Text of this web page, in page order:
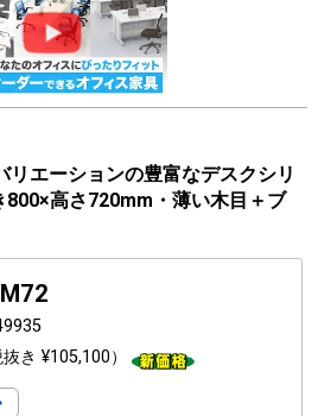
リエーションの豊富なデスクシリ
800×高さ720mm・薄い木目＋ブ
抜き ¥105,100）